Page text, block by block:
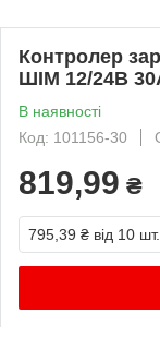
Контролер
ШІМ 12/24В
В наявності
Код: 101156-30
819,99 ₴
795,39 ₴ від 10 шт.